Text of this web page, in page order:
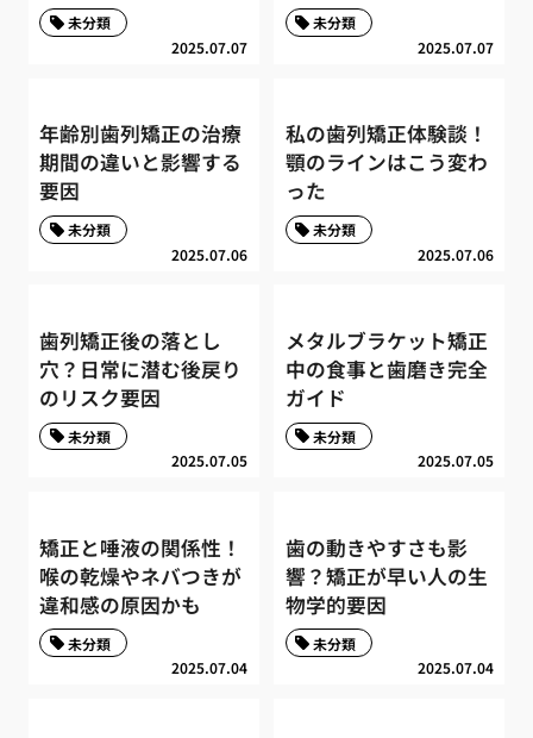
2025.07.07
未分類
2025.07.07
未分類
年齢別歯列矯正の治療
期間の違いと影響する
要因
2025.07.06
未分類
私の歯列矯正体験談！
顎のラインはこう変わ
った
2025.07.06
未分類
歯列矯正後の落とし
穴？日常に潜む後戻り
のリスク要因
2025.07.05
未分類
メタルブラケット矯正
中の食事と歯磨き完全
ガイド
2025.07.05
未分類
矯正と唾液の関係性！
喉の乾燥やネバつきが
違和感の原因かも
2025.07.04
未分類
歯の動きやすさも影
響？矯正が早い人の生
物学的要因
2025.07.04
未分類